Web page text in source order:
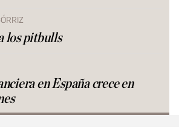
los pitbulls
en España crece en